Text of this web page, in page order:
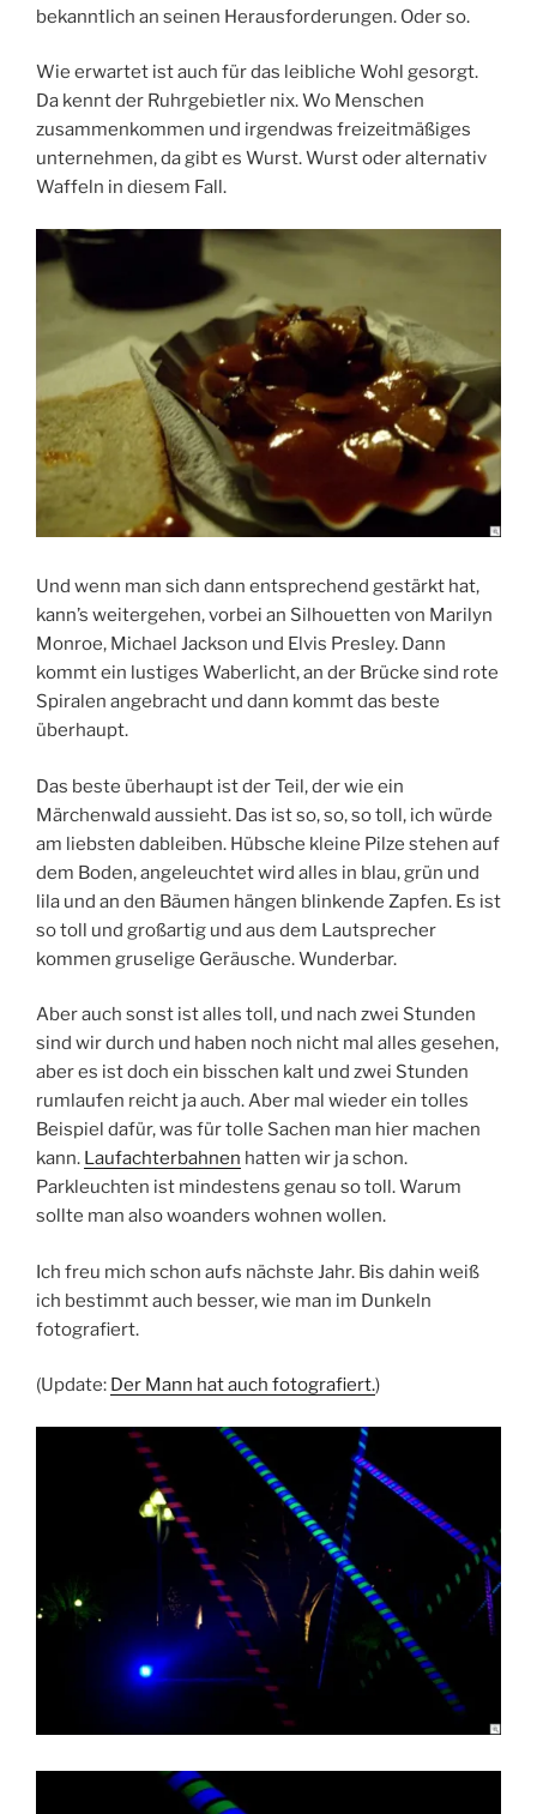
bekanntlich an seinen Herausforderungen. Oder so.
Wie erwartet ist auch für das leibliche Wohl gesorgt.
Da kennt der Ruhrgebietler nix. Wo Menschen
zusammenkommen und irgendwas freizeitmäßiges
unternehmen, da gibt es Wurst. Wurst oder alternativ
Waffeln in diesem Fall.
Und wenn man sich dann entsprechend gestärkt hat,
kann’s weitergehen, vorbei an Silhouetten von Marilyn
Monroe, Michael Jackson und Elvis Presley. Dann
kommt ein lustiges Waberlicht, an der Brücke sind rote
Spiralen angebracht und dann kommt das beste
überhaupt.
Das beste überhaupt ist der Teil, der wie ein
Märchenwald aussieht. Das ist so, so, so toll, ich würde
am liebsten dableiben. Hübsche kleine Pilze stehen auf
dem Boden, angeleuchtet wird alles in blau, grün und
lila und an den Bäumen hängen blinkende Zapfen. Es ist
so toll und großartig und aus dem Lautsprecher
kommen gruselige Geräusche. Wunderbar.
Aber auch sonst ist alles toll, und nach zwei Stunden
sind wir durch und haben noch nicht mal alles gesehen,
aber es ist doch ein bisschen kalt und zwei Stunden
rumlaufen reicht ja auch. Aber mal wieder ein tolles
Beispiel dafür, was für tolle Sachen man hier machen
kann. Laufachterbahnen hatten wir ja schon.
Parkleuchten ist mindestens genau so toll. Warum
sollte man also woanders wohnen wollen.
Ich freu mich schon aufs nächste Jahr. Bis dahin weiß
ich bestimmt auch besser, wie man im Dunkeln
fotografiert.
(Update: Der Mann hat auch fotografiert.)